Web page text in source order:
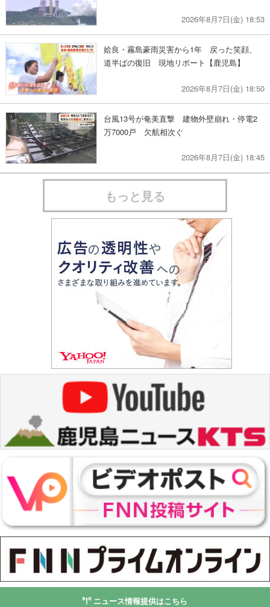
2026年8月7日(金) 18:53
姶良・霧島豪雨災害から1年 戻った笑顔、
道半ばの復旧 現地リポート【鹿児島】
2026年8月7日(金) 18:50
台風13号が奄美直撃 建物外壁崩れ・停電2
万7000戸 欠航相次ぐ
2026年8月7日(金) 18:45
もっと見る
ニュース情報提供はこちら